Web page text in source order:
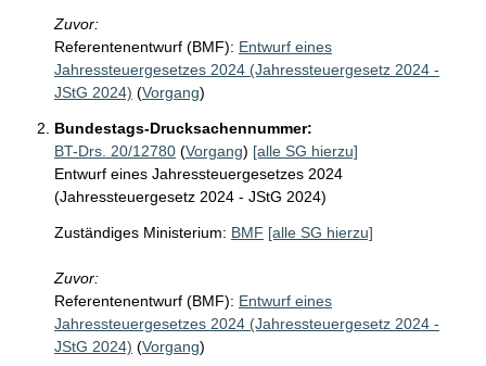
Zuvor:
Referentenentwurf (BMF): Entwurf eines
Jahressteuergesetzes 2024 (Jahressteuergesetz 2024 -
JStG 2024) (Vorgang)
Bundestags-Drucksachennummer:
BT-Drs. 20/12780 (Vorgang) [alle SG hierzu]
Entwurf eines Jahressteuergesetzes 2024
(Jahressteuergesetz 2024 - JStG 2024)
Zuständiges Ministerium: BMF [alle SG hierzu]
Zuvor:
Referentenentwurf (BMF): Entwurf eines
Jahressteuergesetzes 2024 (Jahressteuergesetz 2024 -
JStG 2024) (Vorgang)